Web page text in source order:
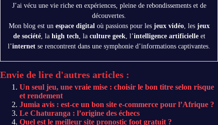
J’ai vécu une vie riche en expériences, pleine de rebondissements et de
découvertes.
Mon blog est un espace digitaloù passions pour les jeux vidéo, les jeux
de société, la high tech, la culture geek, l’intelligence artificielleet
l’internet se rencontrent dans une symphonie d’informations captivantes.
Envie de lire d'autres articles :
Un seul jeu, une vraie mise : choisir le bon titre selon risque
et rendement
Jumia avis : est-ce un bon site e-commerce pour l’Afrique ?
Le Chaturanga : l’origine des échecs
Quel est le meilleur site pronostic foot gratuit ?